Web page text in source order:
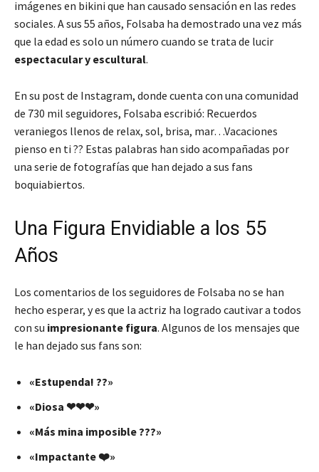
imágenes en bikini que han causado sensación en las redes
sociales. A sus 55 años, Folsaba ha demostrado una vez más
que la edad es solo un número cuando se trata de lucir
espectacular y escultural.
En su post de Instagram, donde cuenta con una comunidad
de 730 mil seguidores, Folsaba escribió: Recuerdos
veraniegos llenos de relax, sol, brisa, mar…Vacaciones
pienso en ti ?? Estas palabras han sido acompañadas por
una serie de fotografías que han dejado a sus fans
boquiabiertos.
Una Figura Envidiable a los 55
Años
Los comentarios de los seguidores de Folsaba no se han
hecho esperar, y es que la actriz ha logrado cautivar a todos
con su impresionante figura. Algunos de los mensajes que
le han dejado sus fans son:
«Estupenda! ??»
«Diosa ❤❤❤»
«Más mina imposible ???»
«Impactante ❤️»